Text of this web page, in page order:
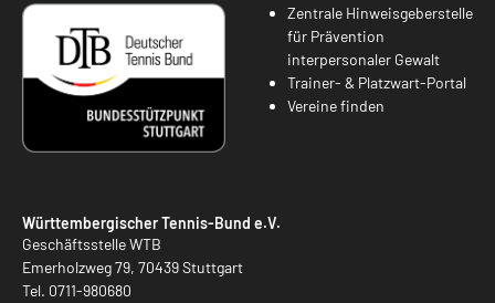
Zentrale Hinweisgeberstelle
für Prävention
interpersonaler Gewalt
Trainer- & Platzwart-Portal
Vereine finden
Württembergischer Tennis-Bund e.V.
Geschäftsstelle WTB
Emerholzweg 79, 70439 Stuttgart
Tel. 0711-980680